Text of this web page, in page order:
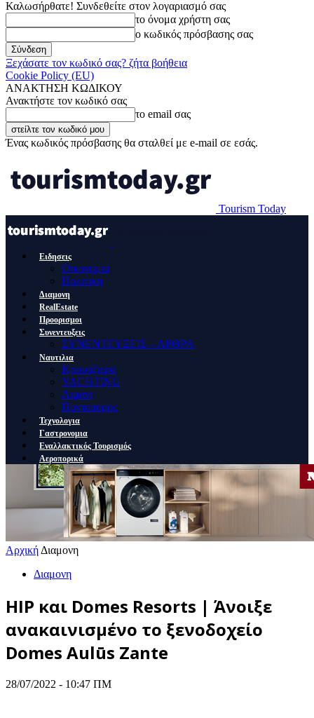
Καλωσήρθατε! Συνδεθείτε στον λογαριασμό σας
το όνομα χρήστη σας
ο κωδικός πρόσβασης σας
Ξεχάσατε τον κωδικό σας? ζήτα βοήθεια
Cookie Policy (EU)
ΑΝΑΚΤΗΣΗ ΚΩΔΙΚΟΥ
Ανακτήστε τον κωδικό σας
το email σας
Ένας κωδικός πρόσβασης θα σταλθεί με e-mail σε εσάς.
Tourism Today
Ειδησεις
Οικονομια
Πολιτικη
Διαμονη
RealEstate
Προορισμοι
Συνεντευξεις
ΣΥΝΕΝΤΕΥΞΕΙΣ – ΑΡΘΡΑ
Ναυτιλια
Κρουαζιερα
YACHTING
Λιμανι
Ποντοπορος
Τεχνολογια
Γαστρονομια
Εναλλακτικός Τουρισμός
Αεροπορικά
Αρχική Διαμονη
Διαμονη
HIP και Domes Resorts | Άνοιξε
ανακαινισμένο το ξενοδοχείο
Domes Aulūs Zante
28/07/2022 - 10:47 ΠΜ